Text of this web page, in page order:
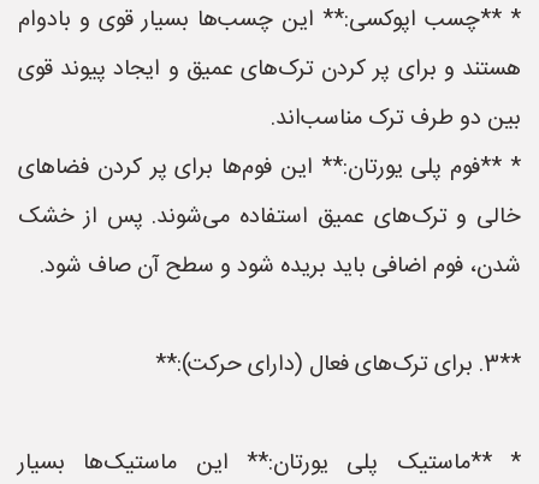
* **چسب اپوکسی:** این چسب‌ها بسیار قوی و بادوام
هستند و برای پر کردن ترک‌های عمیق و ایجاد پیوند قوی
بین دو طرف ترک مناسب‌اند.
* **فوم پلی یورتان:** این فوم‌ها برای پر کردن فضاهای
خالی و ترک‌های عمیق استفاده می‌شوند. پس از خشک
شدن، فوم اضافی باید بریده شود و سطح آن صاف شود.
**3. برای ترک‌های فعال (دارای حرکت):**
* **ماستیک پلی یورتان:** این ماستیک‌ها بسیار